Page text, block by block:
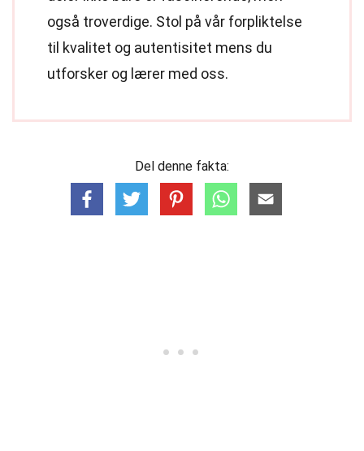
også troverdige. Stol på vår forpliktelse
til kvalitet og autentisitet mens du
utforsker og lærer med oss.
Del denne fakta: